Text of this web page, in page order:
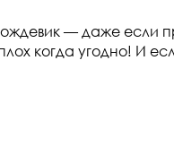
— даже
когда угодно! И